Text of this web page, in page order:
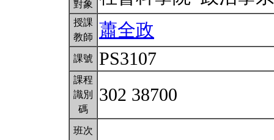
對象
授課
教師
蕭全政
課號 PS3107
課程
識別
碼
302 38700
班次